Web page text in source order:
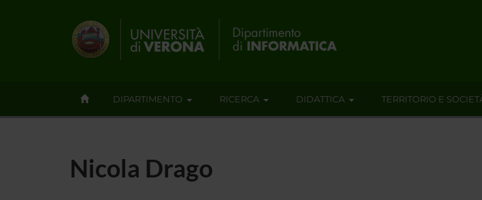
DIPARTIMENTO RICERCA DIDATTICA TERRITORIO E
Nicola Drago